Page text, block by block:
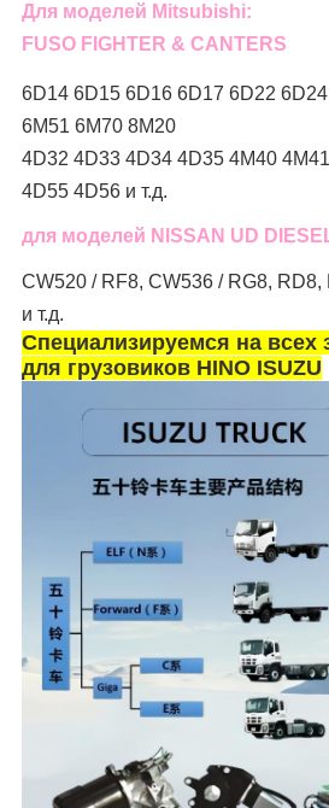
Для моделей Mitsubishi:
FUSO FIGHTER & CANTERS
6D14 6D15 6D16 6D17 6D22
6M51 6M70 8M20
4D32 4D33 4D34 4D35 4M40
4D55 4D56 и т.д.
для моделей NISSAN UD
CW520 / RF8, CW536 / RG8, RD8,
и т.д.
Специализируемся на всех
для грузовиков HINO ISUZU